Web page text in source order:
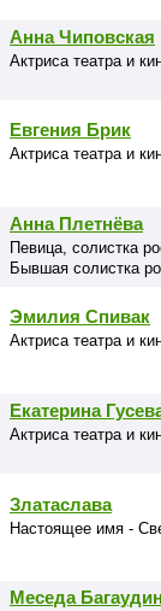
Анна Чиповская
Актриса театра и
Евгения Брик
Актриса театра и
Анна Плетнёва
Певица, солистка
Бывшая солистка
Эмилия Спивак
Актриса театра и
Екатерина
Актриса театра и
Златаслава
Настоящее имя -
Меседа